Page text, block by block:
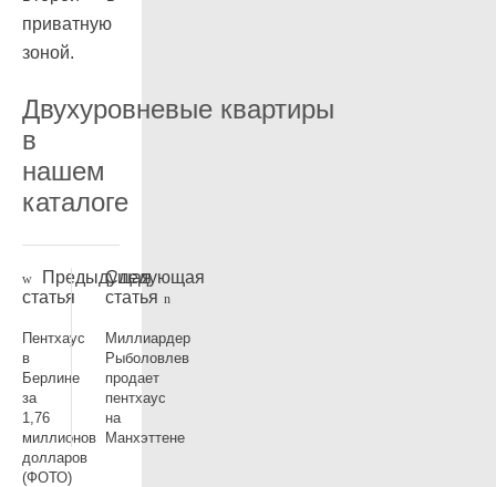
приватную
зоной.
Двухуровневые квартиры
в
нашем
каталоге
Предыдущая
статья
Пентхаус
в
Берлине
за
1,76
миллионов
долларов
(ФОТО)
Следующая
статья
Миллиардер
Рыболовлев
продает
пентхаус
на
Манхэттене